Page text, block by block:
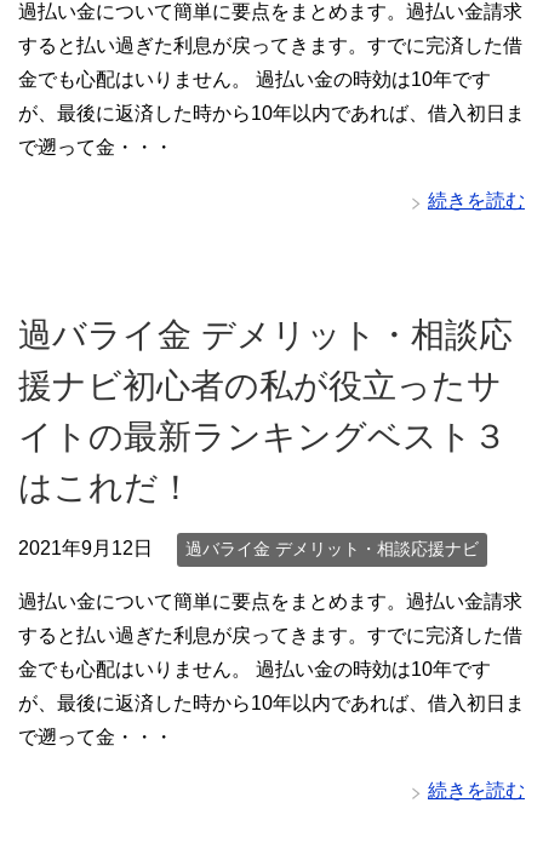
過払い金について簡単に要点をまとめます。過払い金請求
すると払い過ぎた利息が戻ってきます。すでに完済した借
金でも心配はいりません。 過払い金の時効は10年です
が、最後に返済した時から10年以内であれば、借入初日ま
で遡って金・・・
続きを読む
過バライ金 デメリット・相談応
援ナビ初心者の私が役立ったサ
イトの最新ランキングベスト３
はこれだ！
2021年9月12日 過バライ金 デメリット・相談応援ナビ
過払い金について簡単に要点をまとめます。過払い金請求
すると払い過ぎた利息が戻ってきます。すでに完済した借
金でも心配はいりません。 過払い金の時効は10年です
が、最後に返済した時から10年以内であれば、借入初日ま
で遡って金・・・
続きを読む